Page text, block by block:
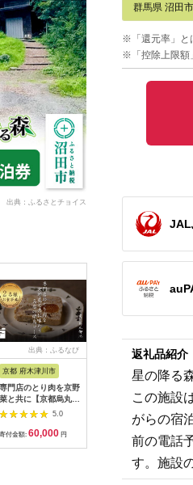
出典：ふるさとチョイス
出典：ふるなび
京都 府木津川市
専門店のとり肉を京野
菜と共に【京都烏丸御
池】で味わう2名様焼
鳥コースお食事券
064-15
5.0
寄付金額: 60,000 円
出典：ふるなび
税宿泊ギフト券
リゾート】
5.0
寄付金額:50,000円
群馬県 沼田市
※「還元率」と
※「控除上限額
JAL
返礼品紹介
星の降る
この施設
がらの宿
前の電話
す。施設